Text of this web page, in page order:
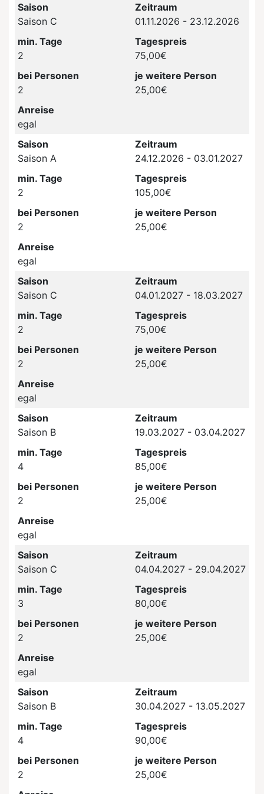
Saison
Saison C
Zeitraum
01.11.2026 - 23.12.2026
min. Tage
2
Tagespreis
75,00€
bei Personen
2
je weitere Person
25,00€
Anreise
egal
Saison
Saison A
Zeitraum
24.12.2026 - 03.01.2027
min. Tage
2
Tagespreis
105,00€
bei Personen
2
je weitere Person
25,00€
Anreise
egal
Saison
Saison C
Zeitraum
04.01.2027 - 18.03.2027
min. Tage
2
Tagespreis
75,00€
bei Personen
2
je weitere Person
25,00€
Anreise
egal
Saison
Saison B
Zeitraum
19.03.2027 - 03.04.2027
min. Tage
4
Tagespreis
85,00€
bei Personen
2
je weitere Person
25,00€
Anreise
egal
Saison
Saison C
Zeitraum
04.04.2027 - 29.04.2027
min. Tage
3
Tagespreis
80,00€
bei Personen
2
je weitere Person
25,00€
Anreise
egal
Saison
Saison B
Zeitraum
30.04.2027 - 13.05.2027
min. Tage
4
Tagespreis
90,00€
bei Personen
2
je weitere Person
25,00€